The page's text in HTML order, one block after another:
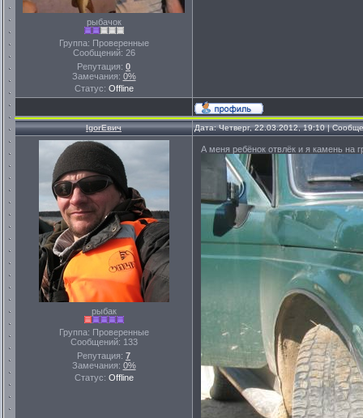
рыбачок
Группа: Проверенные
Сообщений: 26
Репутация: 0
Замечания: 0%
Статус: Offline
IgorЕвич Дата: Четверг, 22.03.2012, 19:10 |
рыбак
Группа: Проверенные
Сообщений: 133
Репутация: 7
Замечания: 0%
Статус: Offline
А меня ребёнок отвлёк и я камень на